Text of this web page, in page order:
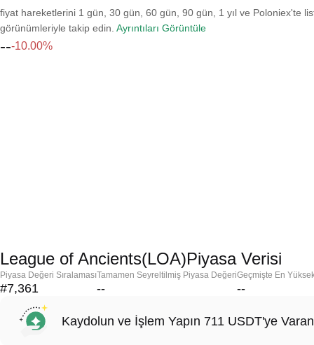
fiyat hareketlerini 1 gün, 30 gün, 60 gün, 90 gün, 1 yıl ve Poloniex'te
görünümleriyle takip edin. Ayrıntıları Görüntüle
---10.00%
League of Ancients(LOA)Piyasa Verisi
Piyasa Değeri Sıralaması
#7,361
Tamamen Seyreltilmiş Piyasa Değeri
--
Geçmişte En
--
Kaydolun ve İşlem Yapın 711 USDT'ye